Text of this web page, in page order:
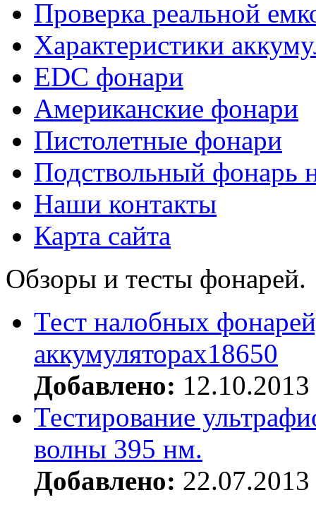
Проверка реальной
Характеристики
EDC фонари
Американские фонари
Пистолетные фонари
Подствольный фонарь
Наши контакты
Карта сайта
Обзоры и тесты фонарей.
Тест налобных
аккумуляторах18650
Добавлено: 12.10.2013
Тестирование
волны 395 нм.
Добавлено: 22.07.2013